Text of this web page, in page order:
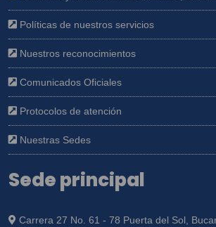
Políticas de nuestros servicios
Nuestros reconocimientos
Comunicados Oficiales
Protocolos de atención
Nuestras Sedes
Sede principal
Carrera 27 No. 61 - 78 Puerta del Sol,